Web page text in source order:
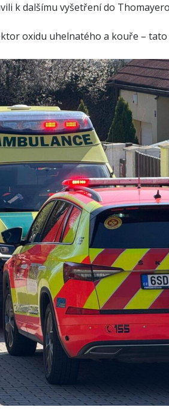
k dalšímu vyšetření do
oxidu uhelnatého a kouře –